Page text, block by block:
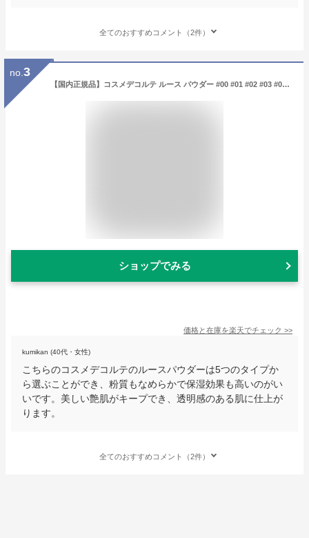
全てのおすすめコメント（2件）
no. 3
【国内正規品】コスメデコルテ ルース パウダー #00 #01 #02 #03 #04 #05 #06 #07 #101 ルースパウダー COSME DECORTE KOSE 送料無料 リニューアル
ショップでみる
価格と在庫を楽天でチェック >>
kumikan (40代・女性)
こちらのコスメデコルテのルースパウダーは5つのタイプか
ら選ぶことができ、粉質もなめらかで保湿効果も高いのがい
いです。美しい艶肌がキープでき、透明感のある肌に仕上が
ります。
全てのおすすめコメント（2件）